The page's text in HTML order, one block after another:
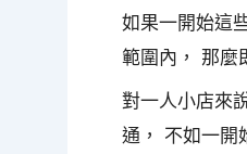
如果一開始這
範圍內， 那麼
對一人小店來
通， 不如一開